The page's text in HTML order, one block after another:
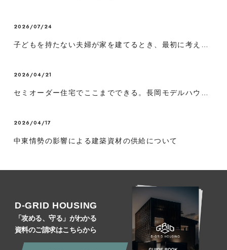
2026/07/24
2026/04/21
2026/04/17
中東情勢の影響による建築資材の供給について
D-GRID HOUSING
「攻める、守る」がわかる
資料のご請求はこちらから